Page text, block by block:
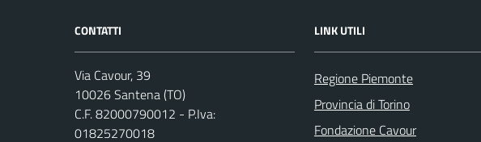
CONTATTI
Via Cavour, 39
10026 Santena (TO)
C.F. 82000790012 - P.Iva:
01825270018
LINK UTILI
Regione Piemonte
Provincia di Torino
Fondazione Cavour